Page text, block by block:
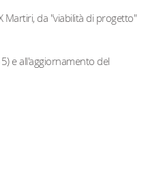
Martiri, da "viabilità di progetto"
e all'aggiornamento del